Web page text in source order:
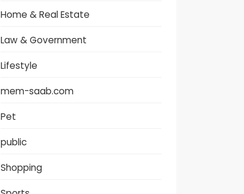
Home & Real Estate
Law & Government
Lifestyle
mem-saab.com
Pet
public
Shopping